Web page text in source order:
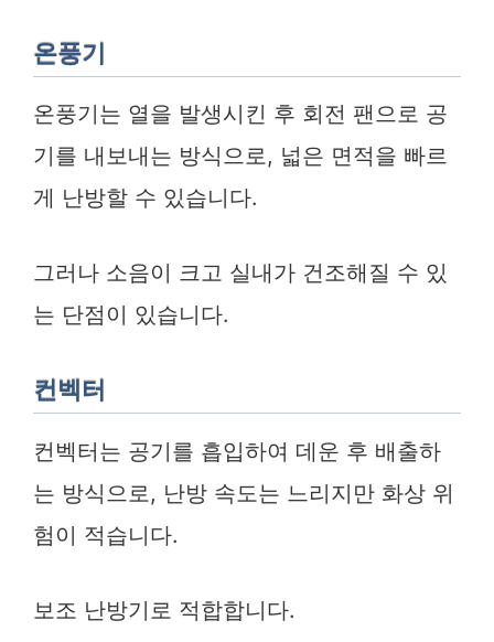
온풍기
온풍기는 열을 발생시킨 후 회전 팬으로 공
기를 내보내는 방식으로, 넓은 면적을 빠르
게 난방할 수 있습니다.
그러나 소음이 크고 실내가 건조해질 수 있
는 단점이 있습니다.
컨벡터
컨벡터는 공기를 흡입하여 데운 후 배출하
는 방식으로, 난방 속도는 느리지만 화상 위
험이 적습니다.
보조 난방기로 적합합니다.